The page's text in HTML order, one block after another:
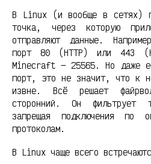
В Linux (и вообще в сетях)
точка, через которую
отправляют данные.
порт 80 (HTTP) или 443
Minecraft — 25565. Но даже
порт, это не значит, что к
извне. Всё решает
сторонний. Он фильтрует
запрещая подключения по
протоколам.
В Linux чаще всего